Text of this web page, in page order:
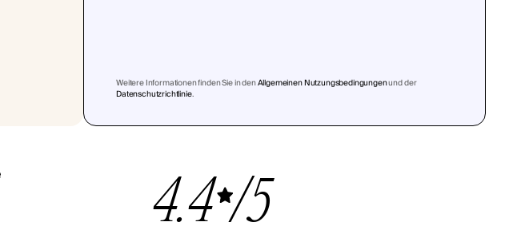
Weitere Informationen finden Sie in denAllgemeinen Nutzungsbedingungenund der
Datenschutzrichtlinie.
4.4 /5